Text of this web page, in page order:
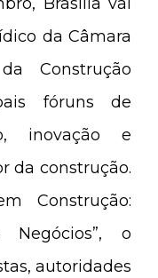
da Câmara
Construção
fóruns de
inovação e
da construção.
Construção:
Negócios”, o
autoridades